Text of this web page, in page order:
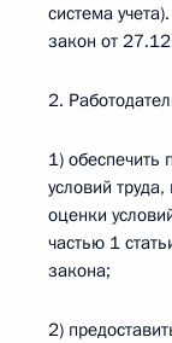
система
закон от
2.
1) обеспечить
условий
оценки
частью 1
закона;
2)